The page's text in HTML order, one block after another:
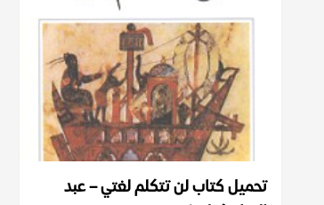
تحميل كتاب لن تتكلم لغتي – عبد